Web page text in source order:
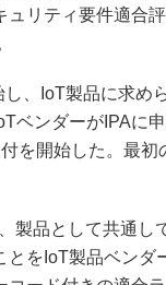
リティ要件適合
、IoT製品に求め
ベンダーがIPAに
を開始した。最
品として共通し
とをIoT製品ベンダ